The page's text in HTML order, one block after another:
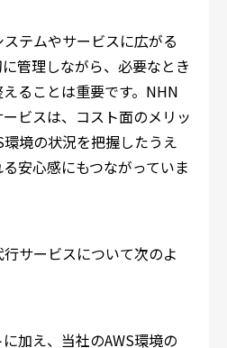
テムやサービスに広がる
管理しながら、必要なとき
ることは重要です。NHN
ビスは、コスト面のメリッ
環境の状況を把握したうえ
安心感にもつながっていま
サービスについて次のよ
加え、当社のAWS環境の